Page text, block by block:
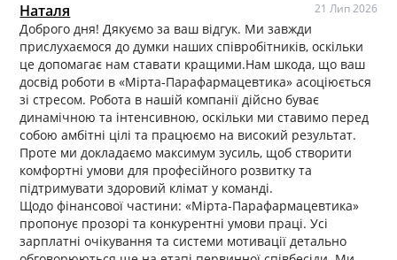
Наталя 21 Лип 2026
Доброго дня! Дякуємо за ваш відгук. Ми завжди
прислухаємося до думки наших співробітників, оскільки
це допомагає нам ставати кращими.Нам шкода, що ваш
досвід роботи в «Мірта-Парафармацевтика» асоціюється
зі стресом. Робота в нашій компанії дійсно буває
динамічною та інтенсивною, оскільки ми ставимо перед
собою амбітні цілі та працюємо на високий результат.
Проте ми докладаємо максимум зусиль, щоб створити
комфортні умови для професійного розвитку та
підтримувати здоровий клімат у команді.
Щодо фінансової частини: «Мірта-Парафармацевтика»
пропонує прозорі та конкурентні умови праці. Усі
зарплатні очікування та системи мотивації детально